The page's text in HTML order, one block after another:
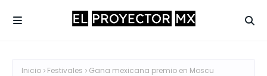
Inicio Festivales Gana mexicana premio en Moscu